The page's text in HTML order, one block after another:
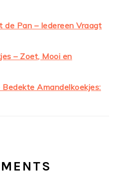
de Pan – Iedereen Vraagt
– Zoet, Mooi en
Amandelkoekjes: